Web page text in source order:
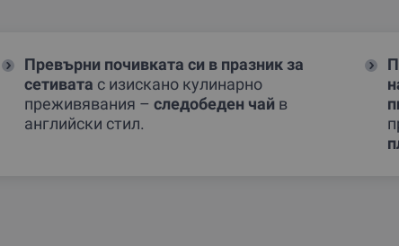
Превърни почивката си в празник за
сетивата с изискано кулинарно
преживявания –следобеден чай в
английски стил.